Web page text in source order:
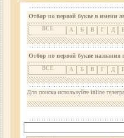
Отбор по первой букве в имени
ВСЕ А Б В Г Д
Отбор по первой букве названия
ВСЕ А Б В Г Д
Для поиска используйте inline